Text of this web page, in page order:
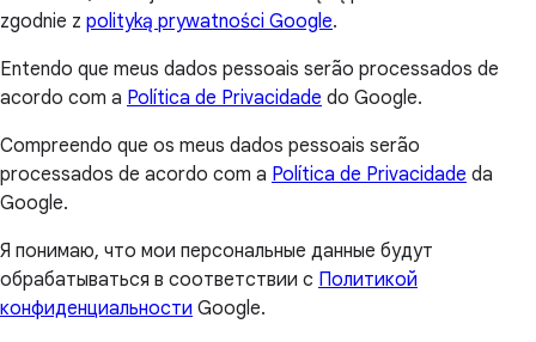
zgodnie z polityką prywatności Google.
Entendo que meus dados pessoais serão processados de
acordo com a Política de Privacidade do Google.
Compreendo que os meus dados pessoais serão
processados de acordo com a Política de Privacidade da
Google.
Я понимаю, что мои персональные данные будут
обрабатываться в соответствии с Политикой
конфиденциальности Google.